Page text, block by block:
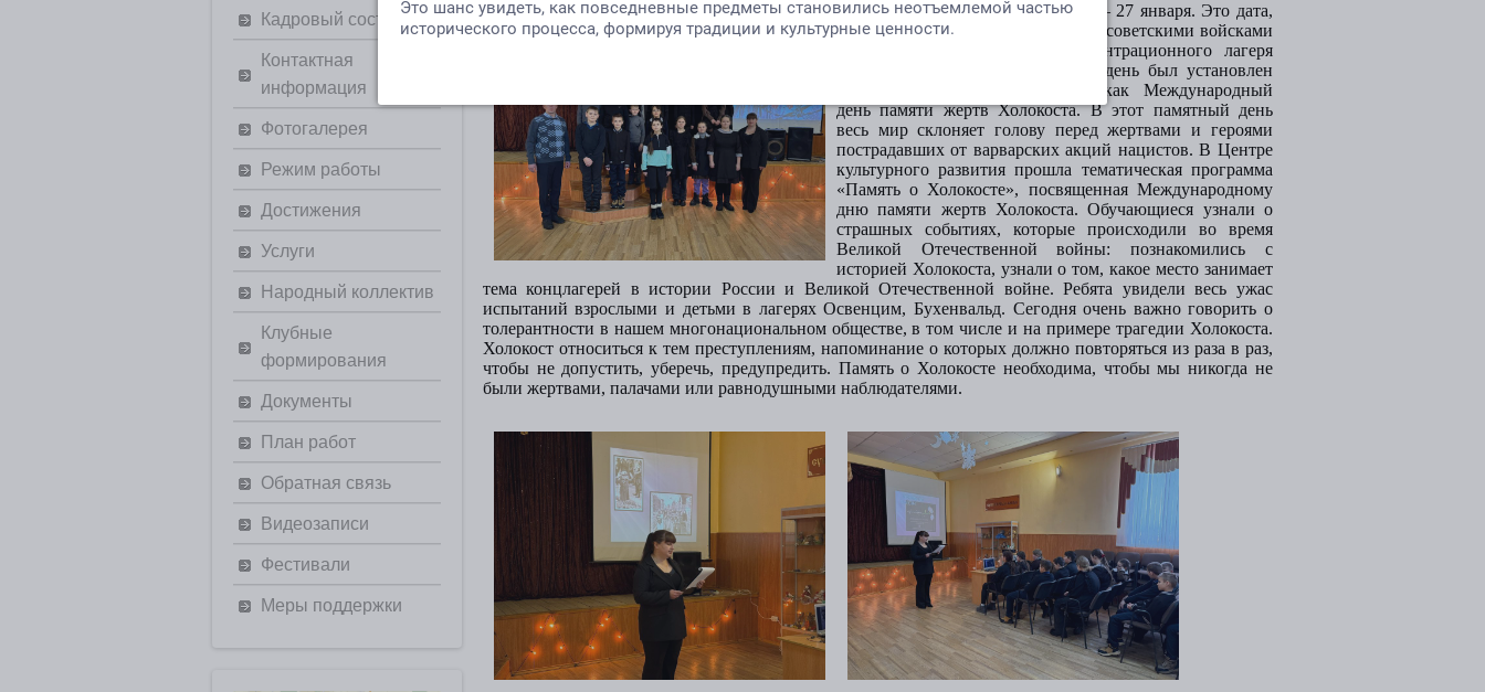
Кадровый состав
Контактная
информация
Фотогалерея
Режим работы
Достижения
Услуги
Народный коллектив
Клубные
формирования
Документы
План работ
Обратная связь
Видеозаписи
Фестивали
Меры поддержки
День памяти жертв Холокоста – 27 января. Это дата,
которая ознаменует освобождение советскими войсками
в 1945 году нацистского концентрационного лагеря
Освенцим. В 2005 году данный день был установлен
Генеральной Ассамблеей ООН как Международный
день памяти жертв Холокоста. В этот памятный день
весь мир склоняет голову перед жертвами и героями
пострадавших от варварских акций нацистов. В Центре
культурного развития прошла тематическая программа
«Память о Холокосте», посвященная Международному
дню памяти жертв Холокоста. Обучающиеся узнали о
страшных событиях, которые происходили во время
Великой Отечественной войны: познакомились с
историей Холокоста, узнали о том, какое место занимает
тема концлагерей в истории России и Великой Отечественной войне. Ребята увидели весь ужас
испытаний взрослыми и детьми в лагерях Освенцим, Бухенвальд. Сегодня очень важно говорить о
толерантности в нашем многонациональном обществе, в том числе и на примере трагедии Холокоста.
Холокост относиться к тем преступлениям, напоминание о которых должно повторяться из раза в раз,
чтобы не допустить, уберечь, предупредить. Память о Холокосте необходима, чтобы мы никогда не
были жертвами, палачами или равнодушными наблюдателями.